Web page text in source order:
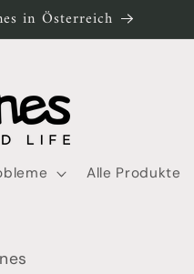
in Österreich
Alle Produkte